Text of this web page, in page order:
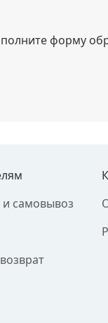
форму
и самовывоз